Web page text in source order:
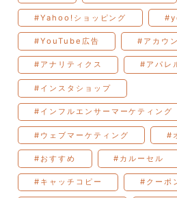
#Yahoo!ショッピング
#YouTube広告 #アカウ
#アナリティクス #アパレ
#インスタショップ
#インフルエンサーマーケティング
#ウェブマーケティング #
#おすすめ #カルーセル
#キャッチコピー #クーポ